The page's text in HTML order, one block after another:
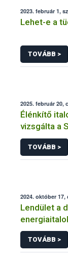
2023. február 1,
Lehet-e a
TOVÁBB >
2025. február 20,
Élénkítő
vizsgálta a
TOVÁBB >
2024. október
Lendület a
TOVÁBB >